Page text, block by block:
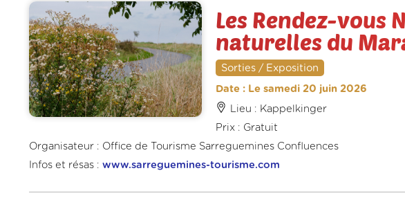
Les Rendez-vous
naturelles du
Sorties / Exposition
Date : Le samedi 20 juin 2026
Lieu : Kappelkinger
Prix : Gratuit
Organisateur : Office de Tourisme Sarreguemines Confluences
Infos et résas : www.sarreguemines-tourisme.com